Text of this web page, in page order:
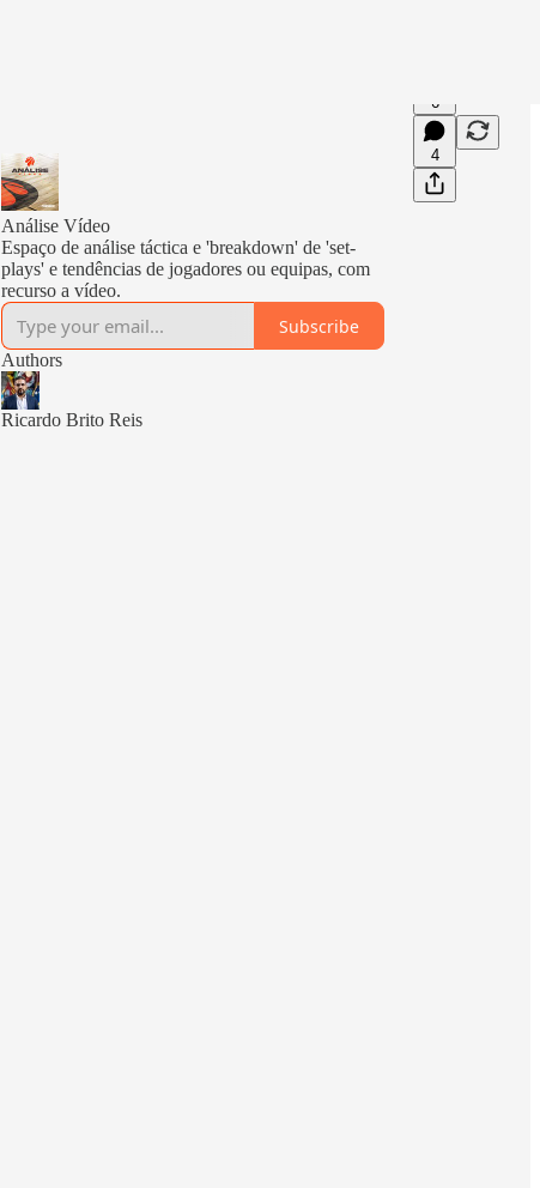
6
4
Análise Vídeo
Espaço de análise táctica e 'breakdown' de 'set-
plays' e tendências de jogadores ou equipas, com
recurso a vídeo.
Subscribe
Authors
Ricardo Brito Reis